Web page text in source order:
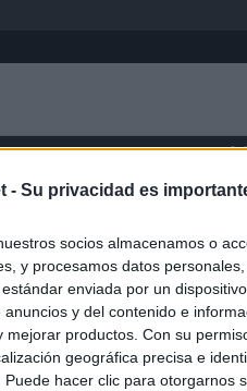
- Su privacidad es
socios almacenamos o
y procesamos datos
enviada por un
anuncios y del contenido e
mejorar productos. Con su
geográfica precisa e
Puede hacer clic para otorgarnos